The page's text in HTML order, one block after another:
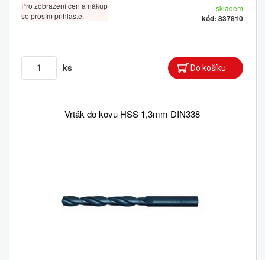
Pro zobrazení cen a nákup
se prosím přihlaste.
skladem
kód: 837810
ks
Vrták do kovu HSS 1,3mm DIN338